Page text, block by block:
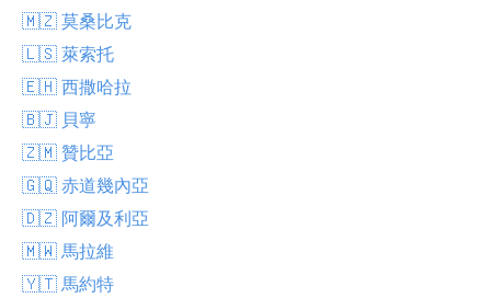
🇲🇿 莫桑比克
🇱🇸 萊索托
🇪🇭 西撒哈拉
🇧🇯 貝寧
🇿🇲 贊比亞
🇬🇶 赤道幾內亞
🇩🇿 阿爾及利亞
🇲🇼 馬拉維
🇾🇹 馬約特